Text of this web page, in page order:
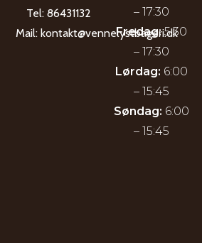
Tel: 86431132
Mail:kontakt@vennelystbageri.dk
– 17:30
Fredag:5:30
– 17:30
Lørdag: 6:00
– 15:45
Søndag: 6:00
– 15:45